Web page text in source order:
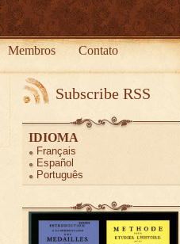
Membros Contato
Subscribe RSS
IDIOMA
Français
Español
Português